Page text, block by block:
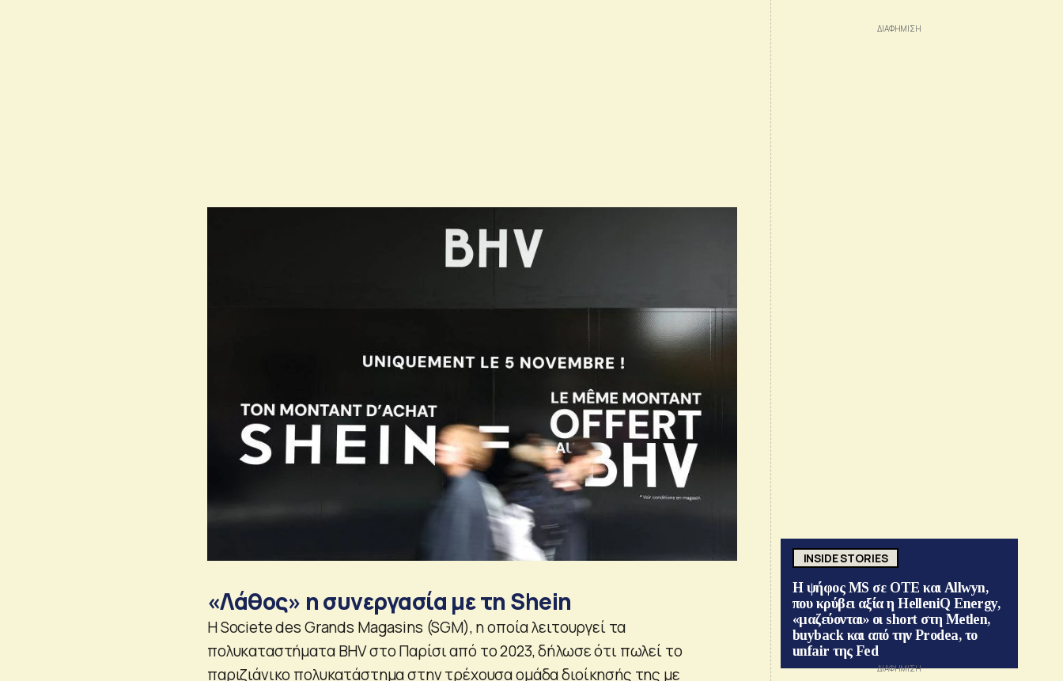
«Λάθος» η συνεργασία με τη Shein
Η Societe des Grands Magasins (SGM), η οποία λειτουργεί τα
πολυκαταστήματα BHV στο Παρίσι από το 2023, δήλωσε ότι πωλεί το
παριζιάνικο πολυκατάστημα στην τρέχουσα ομάδα διοίκησής της με
INSIDE STORIES
Η ψήφος MS σε ΟΤΕ και Allwyn,
που κρύβει αξία η HelleniQ Energy,
«μαζεύονται» οι short στη Metlen,
buyback και από την Prodea, το
unfair της Fed